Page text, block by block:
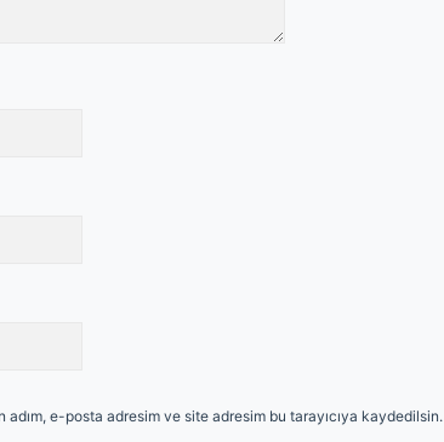
adım, e-posta adresim ve site adresim bu tarayıcıya kaydedilsin.